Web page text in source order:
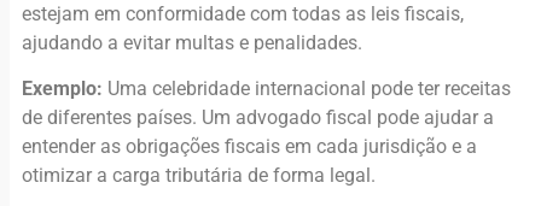
estejam em conformidade com todas as leis fiscais,
ajudando a evitar multas e penalidades.
Exemplo: Uma celebridade internacional pode ter receitas
de diferentes países. Um advogado fiscal pode ajudar a
entender as obrigações fiscais em cada jurisdição e a
otimizar a carga tributária de forma legal.